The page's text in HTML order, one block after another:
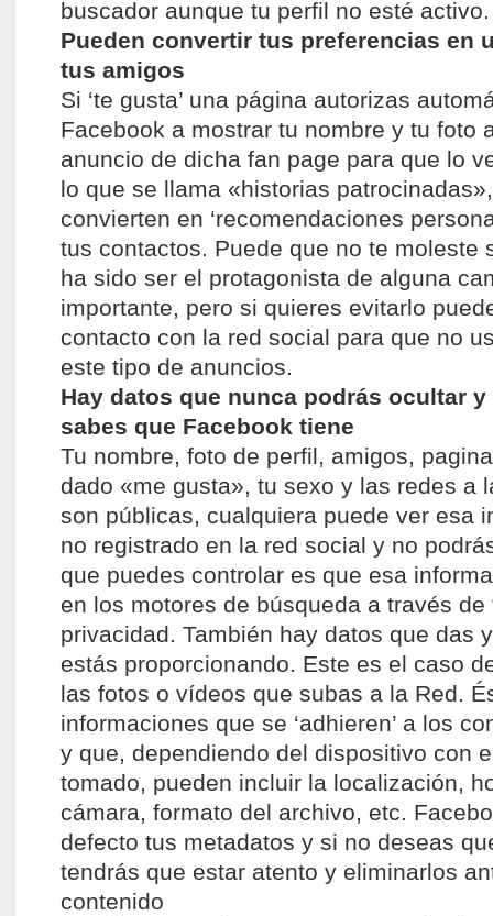
buscador aunque tu perfil no esté activo.
Pueden convertir tus preferencias en
tus amigos
Si ‘te gusta’ una página autorizas
Facebook a mostrar tu nombre y tu foto
anuncio de dicha fan page para que lo
lo que se llama «historias
convierten en ‘recomendaciones
tus contactos. Puede que no te moleste
ha sido ser el protagonista de alguna
importante, pero si quieres evitarlo
contacto con la red social para que no
este tipo de anuncios.
Hay datos que nunca podrás ocultar
sabes que Facebook tiene
Tu nombre, foto de perfil, amigos,
dado «me gusta», tu sexo y las redes a
son públicas, cualquiera puede ver esa
no registrado en la red social y no
que puedes controlar es que esa
en los motores de búsqueda a través
privacidad. También hay datos que das
estás proporcionando. Este es el caso
las fotos o vídeos que subas a la Red.
informaciones que se ‘adhieren’ a los
y que, dependiendo del dispositivo con
tomado, pueden incluir la localización,
cámara, formato del archivo, etc.
defecto tus metadatos y si no deseas
tendrás que estar atento y eliminarlos
contenido